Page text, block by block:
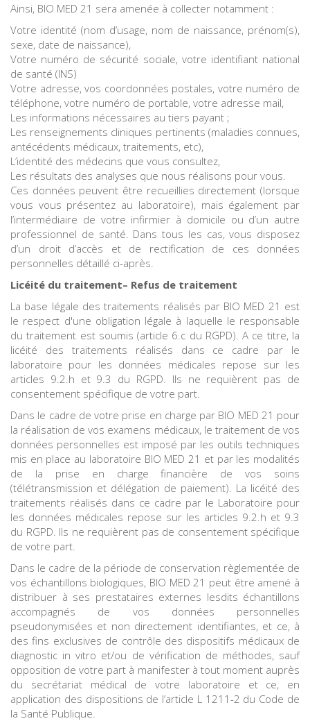
Ainsi, BIO MED 21 sera amenée à collecter notamment :
Votre identité (nom d’usage, nom de naissance, prénom(s),
sexe, date de naissance),
Votre numéro de sécurité sociale, votre identifiant national
de santé (INS)
Votre adresse, vos coordonnées postales, votre numéro de
téléphone, votre numéro de portable, votre adresse mail,
Les informations nécessaires au tiers payant ;
Les renseignements cliniques pertinents (maladies connues,
antécédents médicaux, traitements, etc),
L’identité des médecins que vous consultez,
Les résultats des analyses que nous réalisons pour vous.
Ces données peuvent être recueillies directement (lorsque
vous vous présentez au laboratoire), mais également par
l’intermédiaire de votre infirmier à domicile ou d’un autre
professionnel de santé. Dans tous les cas, vous disposez
d’un droit d’accès et de rectification de ces données
personnelles détaillé ci-après.
Licéité du traitement– Refus de traitement
La base légale des traitements réalisés par BIO MED 21 est
le respect d'une obligation légale à laquelle le responsable
du traitement est soumis (article 6.c du RGPD). A ce titre, la
licéité des traitements réalisés dans ce cadre par le
laboratoire pour les données médicales repose sur les
articles 9.2.h et 9.3 du RGPD. Ils ne requièrent pas de
consentement spécifique de votre part.
Dans le cadre de votre prise en charge par BIO MED 21 pour
la réalisation de vos examens médicaux, le traitement de vos
données personnelles est imposé par les outils techniques
mis en place au laboratoire BIO MED 21 et par les modalités
de la prise en charge financière de vos soins
(télétransmission et délégation de paiement). La licéité des
traitements réalisés dans ce cadre par le Laboratoire pour
les données médicales repose sur les articles 9.2.h et 9.3
du RGPD. Ils ne requièrent pas de consentement spécifique
de votre part.
Dans le cadre de la période de conservation règlementée de
vos échantillons biologiques, BIO MED 21 peut être amené à
distribuer à ses prestataires externes lesdits échantillons
accompagnés de vos données personnelles
pseudonymisées et non directement identifiantes, et ce, à
des fins exclusives de contrôle des dispositifs médicaux de
diagnostic in vitro et/ou de vérification de méthodes, sauf
opposition de votre part à manifester à tout moment auprès
du secrétariat médical de votre laboratoire et ce, en
application des dispositions de l’article L 1211-2 du Code de
la Santé Publique.